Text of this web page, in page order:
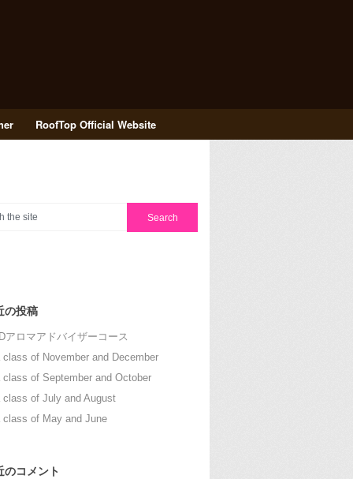
RoofTop Official Website
の投稿
アロマアドバイザーコース
class of November and December
class of September and October
class of July and August
class of May and June
のコメント